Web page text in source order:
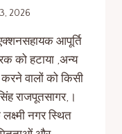
2026
आपूर्ति
को हटाया ,अन्य
करने वालों को किसी
राजपूतसागर,।
नगर स्थित